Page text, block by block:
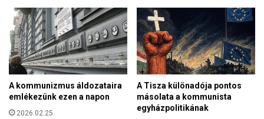
z
n
e
k
a
k
e
A kommunizmus áldozataira
emlékezünk ezen a napon
2026.02.25.
A Tisza különadója pontos
másolata a kommunista
egyházpolitikának